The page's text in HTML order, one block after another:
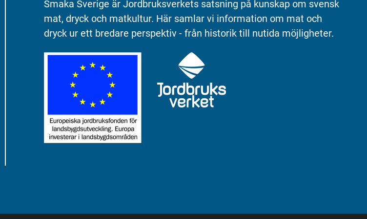
Smaka Sverige är Jordbruksverkets satsning på kunskap om svensk
mat, dryck och matkultur. Här samlar vi information om mat och
dryck ur ett bredare perspektiv - från historik till nutida möjligheter.